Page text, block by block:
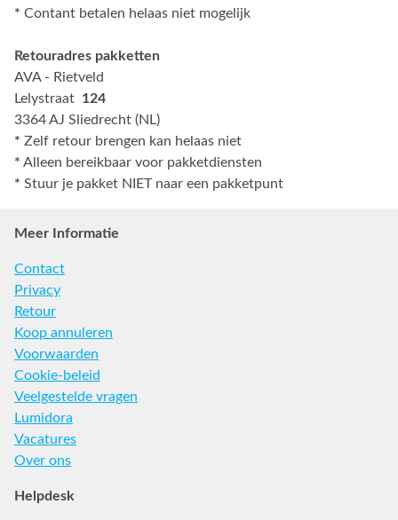
* Contant betalen helaas niet mogelijk
Retouradres pakketten
AVA - Rietveld
Lelystraat 124
3364 AJ Sliedrecht (NL)
* Zelf retour brengen kan helaas niet
* Alleen bereikbaar voor pakketdiensten
* Stuur je pakket NIET naar een pakketpunt
Meer Informatie
Contact
Privacy
Retour
Koop annuleren
Voorwaarden
Cookie-beleid
Veelgestelde vragen
Lumidora
Vacatures
Over ons
Helpdesk